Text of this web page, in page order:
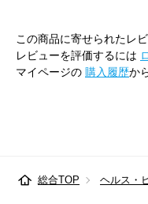
45cm×86cm
この商品に寄せられたレ
レビューを評価するには
マイページの 購入履歴か
総合TOP ヘルス・